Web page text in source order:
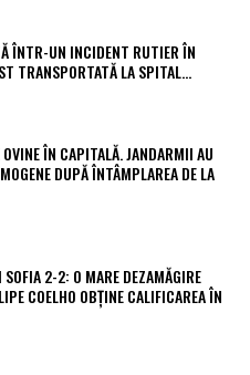
ÎNTR-UN INCIDENT RUTIER ÎN
TRANSPORTATĂ LA SPITAL…
ÎN CAPITALĂ. JANDARMII AU
DUPĂ ÎNTÂMPLAREA DE LA
2-2: O MARE DEZAMĂGIRE
COELHO OBȚINE CALIFICAREA ÎN